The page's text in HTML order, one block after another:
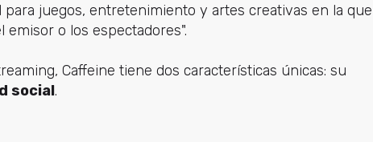
juegos, entretenimiento y artes creativas en la que
o los espectadores".
Caffeine tiene dos características únicas: su
social.